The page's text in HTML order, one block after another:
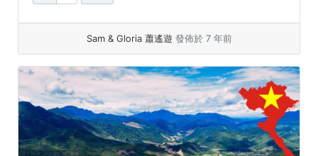
Sam & Gloria 蕭遙遊 發佈於 7 年前